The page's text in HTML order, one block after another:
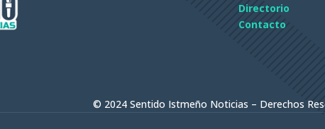
Directorio
Contacto
© 2024 Sentido Istmeño Noticias – Derechos